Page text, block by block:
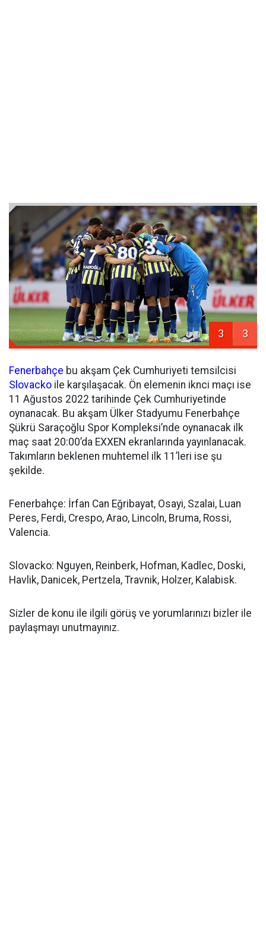
3 3
Fenerbahçe bu akşam Çek Cumhuriyeti temsilcisi
Slovacko ile karşılaşacak. Ön elemenin iknci maçı ise
11 Ağustos 2022 tarihinde Çek Cumhuriyetinde
oynanacak. Bu akşam Ülker Stadyumu Fenerbahçe
Şükrü Saraçoğlu Spor Kompleksi’nde oynanacak ilk
maç saat 20:00’da EXXEN ekranlarında yayınlanacak.
Takımların beklenen muhtemel ilk 11’leri ise şu
şekilde.
Fenerbahçe: İrfan Can Eğribayat, Osayi, Szalai, Luan
Peres, Ferdi, Crespo, Arao, Lincoln, Bruma, Rossi,
Valencia.
Slovacko: Nguyen, Reinberk, Hofman, Kadlec, Doski,
Havlik, Danicek, Pertzela, Travnik, Holzer, Kalabisk.
Sizler de konu ile ilgili görüş ve yorumlarınızı bizler ile
paylaşmayı unutmayınız.